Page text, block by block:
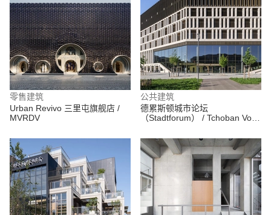
零售建筑
Urban Revivo 三里屯旗舰店 /
MVRDV
公共建筑
德累斯顿城市论坛
（Stadtforum） / Tchoban Voss